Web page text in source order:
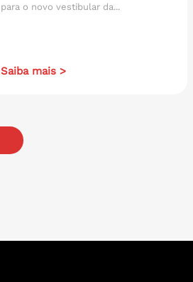
para o novo vestibular da...
Saiba mais >